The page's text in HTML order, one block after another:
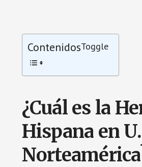
ContenidosToggle
¿Cuál es la
Hispana en